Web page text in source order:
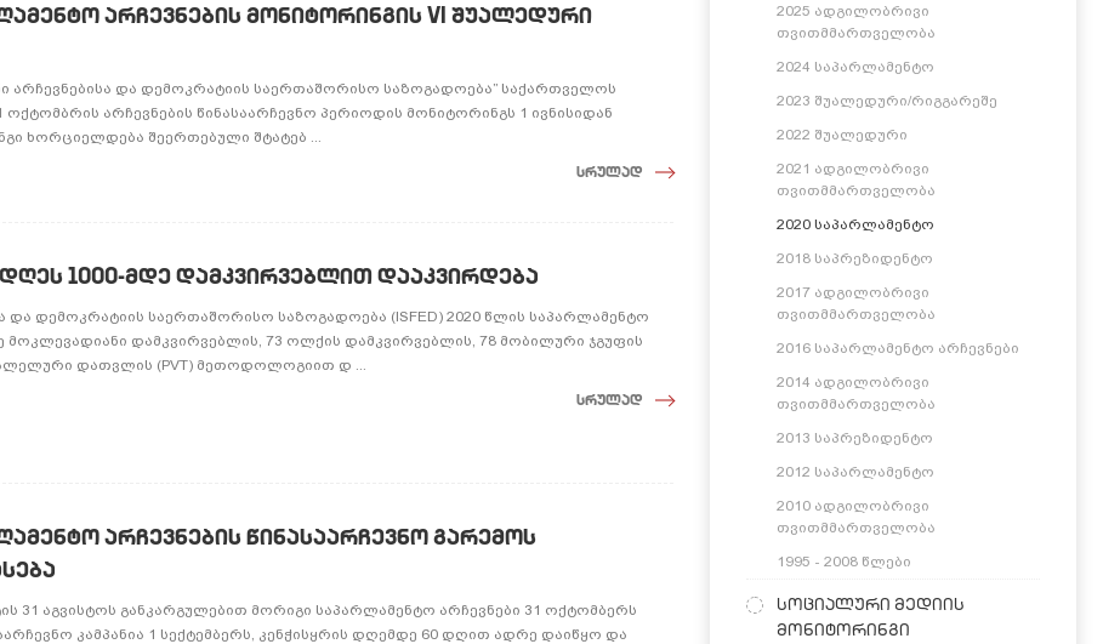
არჩევნების მონიტორინგის VI შუალედური
არჩევნებისა და დემოკრატიის საერთაშორისო საზოგადოება” საქართველოს
ოქტომბრის არჩევნების წინასაარჩევნო პერიოდის მონიტორინგს 1 ივნისიდან
ხორციელდება შეერთებული შტატებ ...
სრულად
დღეს 1000-მდე დამკვირვებლით დააკვირდება
და დემოკრატიის საერთაშორისო საზოგადოება (ISFED) 2020 წლის საპარლამენტო
მოკლევადიანი დამკვირვებლის, 73 ოლქის დამკვირვებლის, 78 მობილური ჯგუფის
დათვლის (PVT) მეთოდოლოგიით დ ...
სრულად
არჩევნების წინასაარჩევნო გარემოს
31 აგვისტოს განკარგულებით მორიგი საპარლამენტო არჩევნები 31 ოქტომბერს
კამპანია 1 სექტემბერს, კენჭისყრის დღემდე 60 დღით ადრე დაიწყო და
2025 ადგილობრივი
თვითმმართველობა
2024 საპარლამენტო
2023 შუალედური/რიგგარეშე
2022 შუალედური
2021 ადგილობრივი
თვითმმართველობა
2020 საპარლამენტო
2018 საპრეზიდენტო
2017 ადგილობრივი
თვითმმართველობა
2016 საპარლამენტო არჩევნები
2014 ადგილობრივი
თვითმმართველობა
2013 საპრეზიდენტო
2012 საპარლამენტო
2010 ადგილობრივი
თვითმმართველობა
1995 - 2008 წლები
სოციალური მედიის
მონიტორინგი